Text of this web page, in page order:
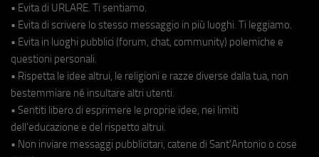
• Evita di URLARE. Ti sentiamo.
• Evita di scrivere lo stesso messaggio in più luoghi. Ti leggiamo.
• Evita in luoghi pubblici (forum, chat, community) polemiche e
questioni personali.
• Rispetta le idee altrui, le religioni e razze diverse dalla tua, non
bestemmiare né insultare altri utenti.
• Sentiti libero di esprimere le proprie idee, nei limiti
dell'educazione e del rispetto altrui.
• Non inviare messaggi pubblicitari, catene di Sant'Antonio o cose